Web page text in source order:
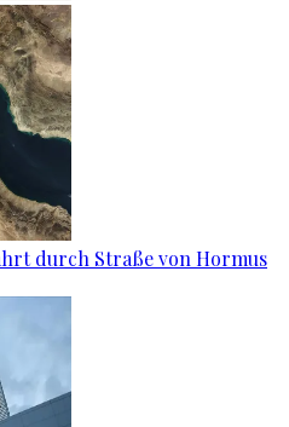
durch Straße von Hormus